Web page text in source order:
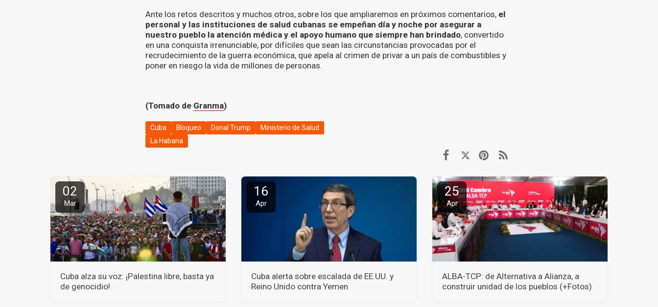
Ante los retos descritos y muchos otros, sobre los que ampliaremos en próximos comentarios, el
personal y las instituciones de salud cubanas se empeñan día y noche por asegurar a
nuestro pueblo la atención médica y el apoyo humano que siempre han brindado, convertido
en una conquista irrenunciable, por difíciles que sean las circunstancias provocadas por el
recrudecimiento de la guerra económica, que apela al crimen de privar a un país de combustibles y
poner en riesgo la vida de millones de personas.
(Tomado de Granma)
Cuba Bloqueo Donal Trump
Ministerio de Salud
La Habana
02
Mar
Cuba alza su voz: ¡Palestina libre, basta ya
de genocidio!
16
Apr
Cuba alerta sobre escalada de EE.UU. y
Reino Unido contra Yemen
25
Apr
ALBA-TCP: de Alternativa a Alianza, a
construir unidad de los pueblos (+Fotos)